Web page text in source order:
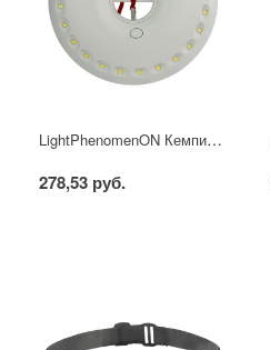
LightPhenomenON Кемпинг фонарь-светильник на батарейках, многоцелевой LT-L-2435
278,53 руб.